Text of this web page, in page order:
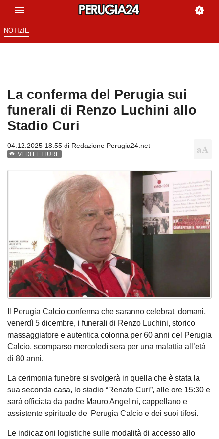
NOTIZIE
La conferma del Perugia sui
funerali di Renzo Luchini allo
Stadio Curi
04.12.2025 18:55 di Redazione Perugia24.net
VEDI LETTURE
Il Perugia Calcio conferma che saranno celebrati domani,
venerdì 5 dicembre, i funerali di Renzo Luchini, storico
massaggiatore e autentica colonna per 60 anni del Perugia
Calcio, scomparso mercoledì sera per una malattia all’età
di 80 anni.
La cerimonia funebre si svolgerà in quella che è stata la
sua seconda casa, lo stadio “Renato Curi”, alle ore 15:30 e
sarà officiata da padre Mauro Angelini, cappellano e
assistente spirituale del Perugia Calcio e dei suoi tifosi.
Le indicazioni logistiche sulle modalità di accesso allo